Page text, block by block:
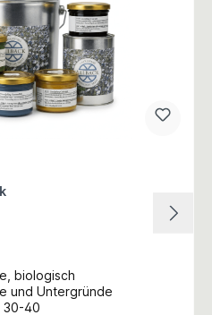
biologisch
und Untergründe
30-40